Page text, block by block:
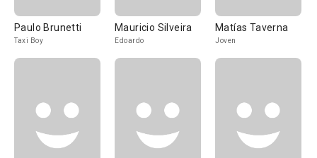
Paulo Brunetti
Taxi Boy
Mauricio Silveira
Edoardo
Matías Taverna
Joven